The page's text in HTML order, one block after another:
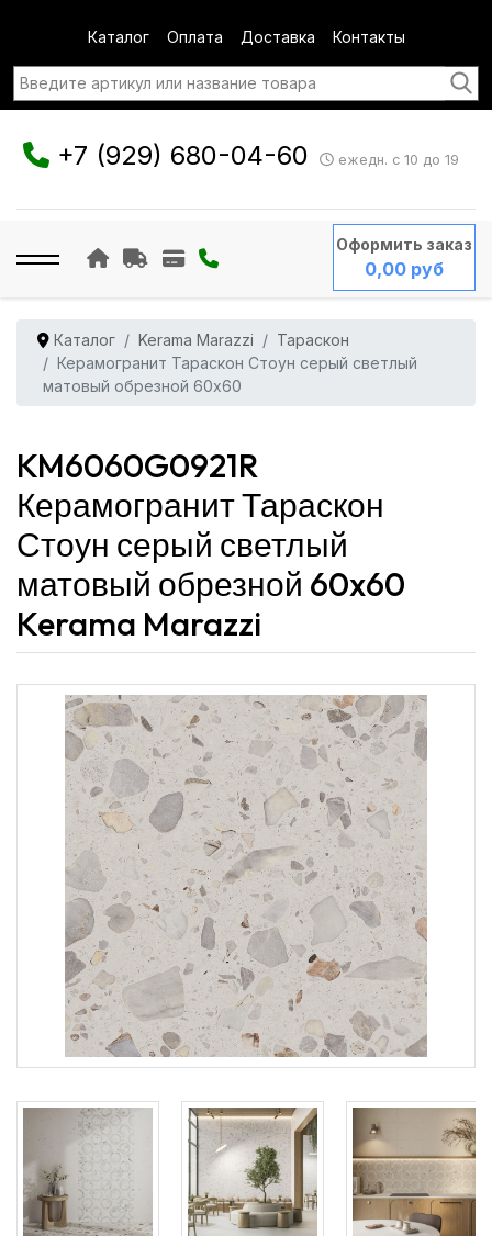
Каталог Оплата Доставка Контакты
+7 (929) 680-04-60 ежедн. с 10 до 19
Оформить заказ
0,00 руб
Каталог Kerama Marazzi
Тараскон
Керамогранит Тараскон Стоун серый светлый
матовый обрезной 60x60
KM6060G0921R
Керамогранит Тараскон
Стоун серый светлый
матовый обрезной 60x60
Kerama Marazzi